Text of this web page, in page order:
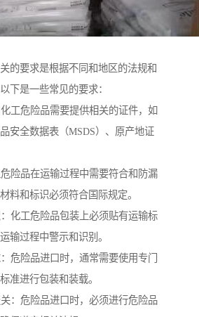
的要求是根据不同和地区的法规和
下是一些常见的要求：
工危险品需要提供相关的证件，如
安全数据表（MSDS）、原产地证
险品在运输过程中需要符合和防漏
料和标识必须符合国际规定。
化工危险品包装上必须贴有运输标
输过程中警示和识别。
危险品进口时，通常需要使用专门
准进行包装和装载。
：危险品进口时，必须进行危险品